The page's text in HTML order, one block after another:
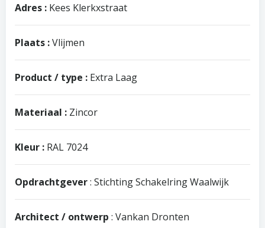
Adres : Kees Klerkxstraat
Plaats :Vlijmen
Product / type : Extra Laag
Materiaal : Zincor
Kleur : RAL 7024
Opdrachtgever: Stichting Schakelring Waalwijk
Architect / ontwerp : Vankan Dronten